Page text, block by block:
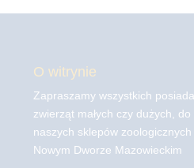
O witrynie
Zapraszamy wszystkich
zwierząt małych czy dużych,
naszych sklepów
Nowym Dworze Mazowieckim